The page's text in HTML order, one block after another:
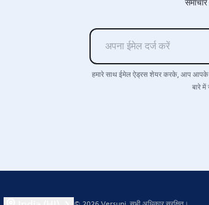
हमारे साथ ईमेल ऐड्रस शेयर करके, आप आपके
बारे